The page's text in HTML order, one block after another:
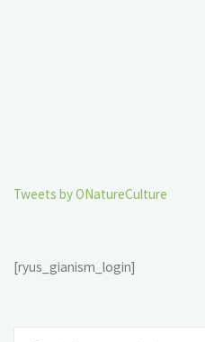
Tweets by ONatureCulture
[ryus_gianism_login]